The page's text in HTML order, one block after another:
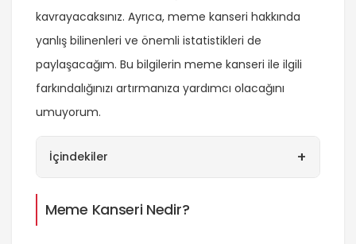
kavrayacaksınız. Ayrıca, meme kanseri hakkında
yanlış bilinenleri ve önemli istatistikleri de
paylaşacağım. Bu bilgilerin meme kanseri ile ilgili
farkındalığınızı artırmanıza yardımcı olacağını
umuyorum.
İçindekiler +
Meme Kanseri Nedir?